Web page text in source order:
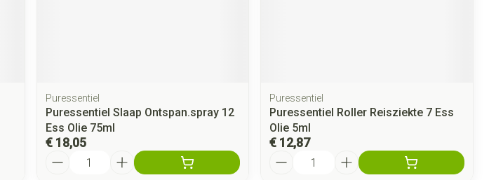
Puressentiel
Puressentiel Slaap Ontspan.spray 12
Ess Olie 75ml
€ 18,05
Puressentiel
Puressentiel Roller Reisziekte 7 Ess
Olie 5ml
€ 12,87